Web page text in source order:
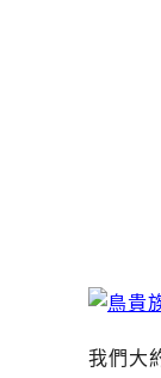
我們大